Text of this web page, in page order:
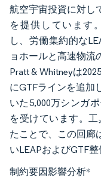
航空宇宙投資に対し
を提供しています
し、労働集約的な
ョホールと高速物流
Pratt & Whitneyは
にGTFラインを追加
いた5,000万シンガ
を受けています。
たことで、この回廊
いLEAPおよびGTF
制約要因影響分析*